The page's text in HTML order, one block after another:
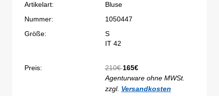
Artikelart:
Bluse
Nummer:
1050447
Größe:
S
IT 42
Preis: 210€165€
Agenturware ohne MWSt.
zzgl. Versandkosten